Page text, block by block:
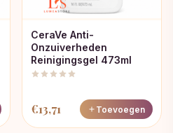
CeraVe Anti-
Onzuiverheden
Reinigingsgel 473ml
€13,71 Toevoegen